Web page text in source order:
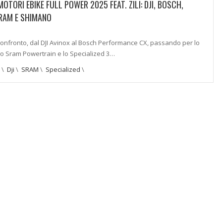
EBIKE FULL POWER 2025 FEAT. ZILI: DJI, BOSCH,
E SHIMANO
dal DJI Avinox al Bosch Performance CX, passando per lo
Sram Powertrain e lo Specialized 3…
\ Dji \ SRAM \ Specialized \